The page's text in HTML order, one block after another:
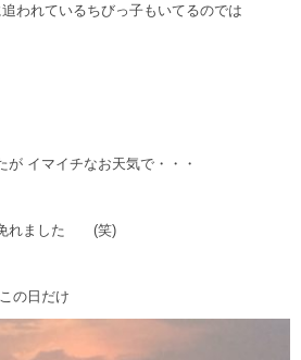
追われているちびっ子もいてるのでは
が イマイチなお天気で・・・
免れました (笑)
の日だけ